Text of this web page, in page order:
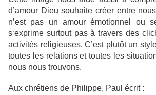
d’amour Dieu souhaite créer entre
n’est pas un amour émotionnel ou
s‘exprime surtout pas à travers des
activités religieuses. C’est plutôt un
toutes les relations et toutes les
nous nous trouvons.
Aux chrétiens de Philippe, Paul écrit :